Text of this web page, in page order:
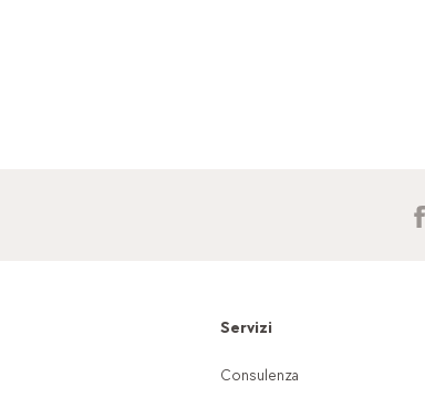
Servizi
Consulenza